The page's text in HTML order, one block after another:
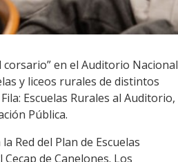
en el Auditorio Nacional
y liceos rurales de distintos
Escuelas Rurales al Auditorio,
Pública.
Red del Plan de Escuelas
de Canelones. Los